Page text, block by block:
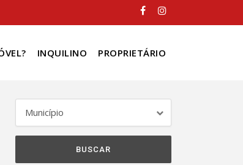
INQUILINO PROPRIETÁRIO
Município